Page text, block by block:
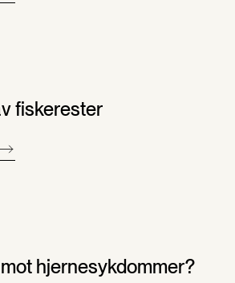
fiskerester
hjernesykdommer?